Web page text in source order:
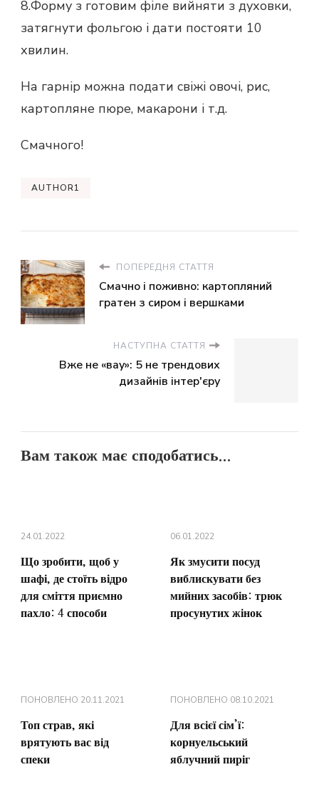
8.Форму з готовим філе вийняти з духовки,
затягнути фольгою і дати постояти 10
хвилин.
На гарнір можна подати свіжі овочі, рис,
картопляне пюре, макарони і т.д.
Смачного!
AUTHOR1
ПОПЕРЕДНЯ СТАТТЯ
Смачно і поживно: картопляний
гратен з сиром і вершками
НАСТУПНА СТАТТЯ
Вже не «вау»: 5 не трендових
дизайнів інтер'єру
Вам також має сподобатись...
24.01.2022
Що зробити, щоб у
шафі, де стоїть відро
для сміття приємно
пахло: 4 способи
06.01.2022
Як змусити посуд
виблискувати без
мийних засобів: трюк
просунутих жінок
ПОНОВЛЕНО 20.11.2021
Топ страв, які
врятують вас від
спеки
ПОНОВЛЕНО 08.10.2021
Для всієї сім’ї:
корнуельський
яблучний пиріг